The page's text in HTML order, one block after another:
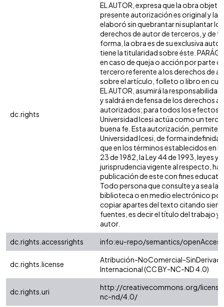
dc.rights
EL AUTOR, expresa que la obra objeto
presente autorización es original y la
elaboró sin quebrantar ni suplantar los
derechos de autor de terceros, y de
forma, la obra es de su exclusiva
tiene la titularidad sobre éste.
en caso de queja o acción por parte
tercero referente a los derechos de
sobre el artículo, folleto o libro en
EL AUTOR, asumirá la
y saldrá en defensa de los derechos
autorizados; para todos los efectos,
Universidad Icesi actúa como un
buena fe. Esta autorización, permite a
Universidad Icesi, de forma indefinida,
que en los términos establecidos en la
23 de 1982, la Ley 44 de 1993, leyes y
jurisprudencia vigente al respecto,
publicación de este con fines
Todo persona que consulte ya sea la
biblioteca o en medio electrónico
copiar apartes del texto citando
fuentes, es decir el título del trabajo y
autor.
dc.rights.accessrights
info:eu-repo/semantics/openAccess
dc.rights.license
Atribución-NoComercial-
Internacional (CC BY-NC-ND 4.0)
dc.rights.uri
http://creativecommons.org/
nc-nd/4.0/